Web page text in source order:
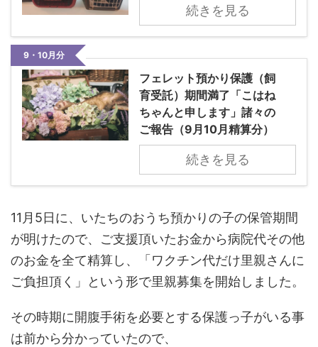
続きを見る
9・10月分
フェレット預かり保護（飼
育受託）期間満了「こはね
ちゃんと申します」諸々の
ご報告（9月10月精算分）
続きを見る
11月5日に、いたちのおうち預かりの子の保管期間
が明けたので、ご支援頂いたお金から病院代その他
のお金を全て精算し、「ワクチン代だけ里親さんに
ご負担頂く」という形で里親募集を開始しました。
その時期に開腹手術を必要とする保護っ子がいる事
は前から分かっていたので、